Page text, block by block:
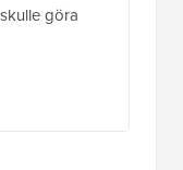
göra